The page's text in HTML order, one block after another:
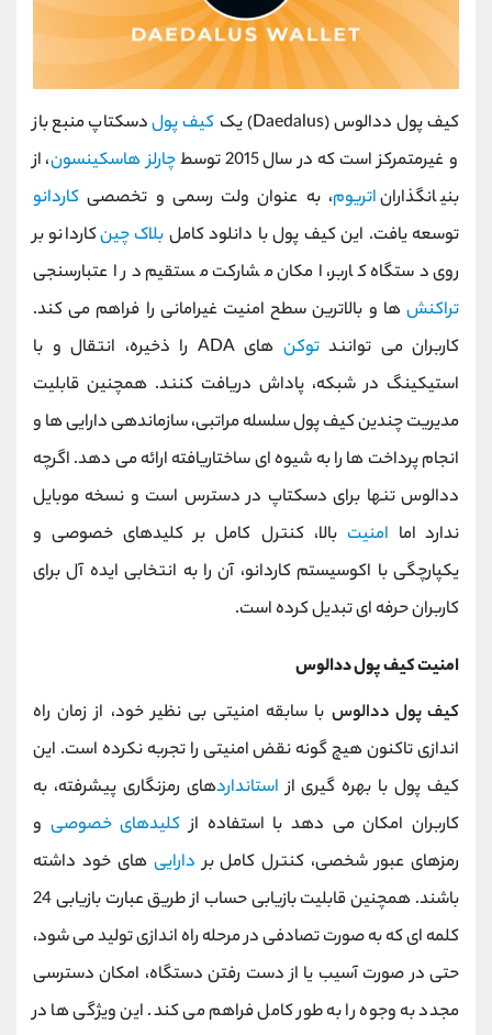
کیف پول ددالوس (Daedalus) یک کیف پولدسکتاپ منبع ‌باز
و غیرمتمرکز است که در سال 2015 توسط
چارلز هاسکینسون، از
بنیانگذاراناتریوم، به‌ عنوان ولت رسمی و تخصصی کاردانو
توسعه یافت. این کیف پول با دانلود کامل بلاک ‌چینکاردانو بر
روی دستگاه کاربر، امکان مشارکت مستقیم در اعتبارسنجی
تراکنش‌ ها و بالاترین سطح امنیت غیرامانی را فراهم می کند.
کاربران می ‌توانندتوکن
‌های ADA را ذخیره، انتقال و با
استیکینگ در شبکه، پاداش دریافت کنند. همچنین قابلیت
مدیریت چندین کیف پول سلسله مراتبی، سازماندهی دارایی ‌ها و
انجام پرداخت ‌ها را به شیوه ‌ای ساختاریافته ارائه می ‌دهد. اگرچه
ددالوس تنها برای دسکتاپ در دسترس است و نسخه موبایل
ندارد اما امنیت بالا، کنترل کامل بر کلیدهای خصوصی و
یکپارچگی با اکوسیستم کاردانو، آن را به انتخابی ایده ‌آل برای
کاربران حرفه‌ ای تبدیل کرده است.
امنیت کیف پول ددالوس
کیف پول ددالوس با سابقه امنیتی بی‌ نظیر خود، از زمان راه
‌اندازی تاکنون هیچ گونه نقض امنیتی را تجربه نکرده است. این
کیف پول با بهره‌ گیری از استانداردهای رمزنگاری پیشرفته، به
کاربران امکان می ‌دهد با استفاده از کلیدهای خصوصی و
رمزهای عبور شخصی، کنترل کامل بر دارایی‌ های خود داشته
باشند. همچنین قابلیت بازیابی حساب از طریق عبارت بازیابی 24
کلمه ‌ای که به صورت تصادفی در مرحله راه ‌اندازی تولید می ‌شود،
حتی در صورت آسیب یا از دست رفتن دستگاه، امکان دسترسی
مجدد به وجوه را به طور کامل فراهم می کند. این ویژگی ‌ها در